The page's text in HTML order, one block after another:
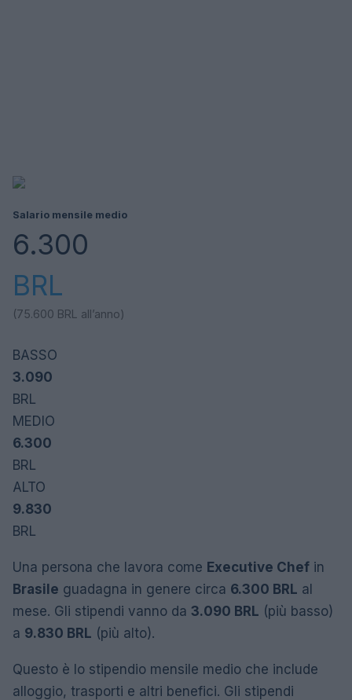
Salario mensile medio
6.300
BRL
(75.600 BRL all’anno)
BASSO
3.090
BRL
MEDIO
6.300
BRL
ALTO
9.830
BRL
Una persona che lavora come Executive Chef in
Brasile guadagna in genere circa 6.300 BRL al
mese. Gli stipendi vanno da 3.090 BRL (più basso)
a 9.830 BRL (più alto).
Questo è lo stipendio mensile medio che include
alloggio, trasporti e altri benefici. Gli stipendi